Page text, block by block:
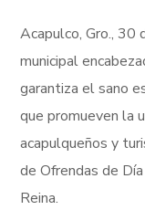
Acapulco, Gro.,
municipal
garantiza el sano
que promueven la
acapulqueños y
de Ofrendas de
Reina.